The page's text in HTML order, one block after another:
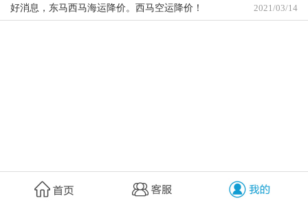
好消息，东马西马海运降价。西马空运降价！ 2021/03/14